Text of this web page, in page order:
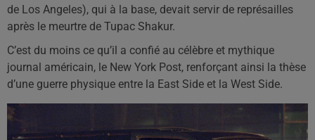
de Los Angeles), qui à la base, devait servir de représailles
après le meurtre de Tupac Shakur.
C’est du moins ce qu’il a confié au célèbre et mythique
journal américain, le New York Post, renforçant ainsi la thèse
d’une guerre physique entre la East Side et la West Side.